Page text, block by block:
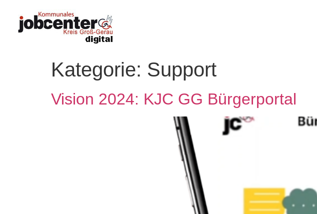
Kategorie: Support
Vision 2024: KJC GG Bürgerportal